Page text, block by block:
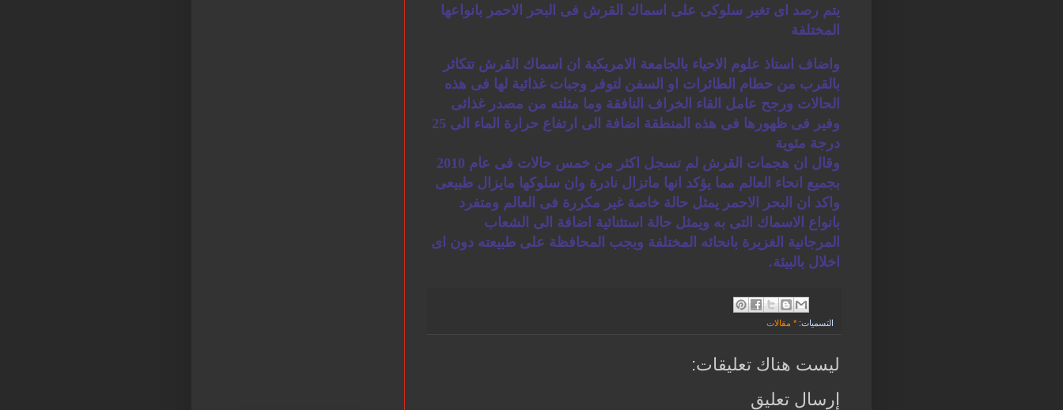
يتم رصد اى تغير سلوكى على اسماك القرش فى البحر الاحمر بانواعها
المختلفة
واضاف استاذ علوم الاحياء بالجامعة الامريكية ان اسماك القرش تتكاثر
بالقرب من حطام الطائرات او السفن لتوفر وجبات غذائية لها فى هذه
الحالات ورجح عامل القاء الخراف النافقة وما مثلته من مصدر غذائى
وفير فى ظهورها فى هذه المنطقة اضافة الى ارتفاع حرارة الماء الى 25
درجة مئوية
وقال ان هجمات القرش لم تسجل اكثر من خمس حالات فى عام 2010
بجميع انحاء العالم مما يؤكد انها ماتزال نادرة وان سلوكها مايزال طبيعى
واكد ان البحر الاحمر يمثل حالة خاصة غير مكررة فى العالم ومتفرد
بانواع الاسماك التى به ويمثل حالة استثنائية اضافة الى الشعاب
المرجانية الغزيرة بانحائه المختلفة ويجب المحافظة على طبيعته دون اى
اخلال بالبيئة.
التسميات: * مقالات
ليست هناك تعليقات:
إرسال تعليق